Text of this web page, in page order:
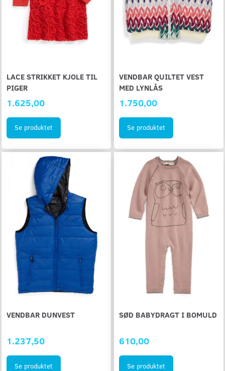
LACE STRIKKET KJOLE TIL
PIGER
1.625,00
Se produktet
VENDBAR QUILTET VEST
MED LYNLÅS
1.750,00
Se produktet
VENDBAR DUNVEST
1.237,50
Se produktet
SØD BABYDRAGT I BOMULD
610,00
Se produktet